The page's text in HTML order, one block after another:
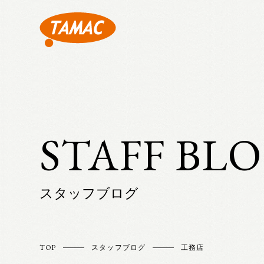
STAFF
スタッフブログ
TOP スタッフブログ 工務店